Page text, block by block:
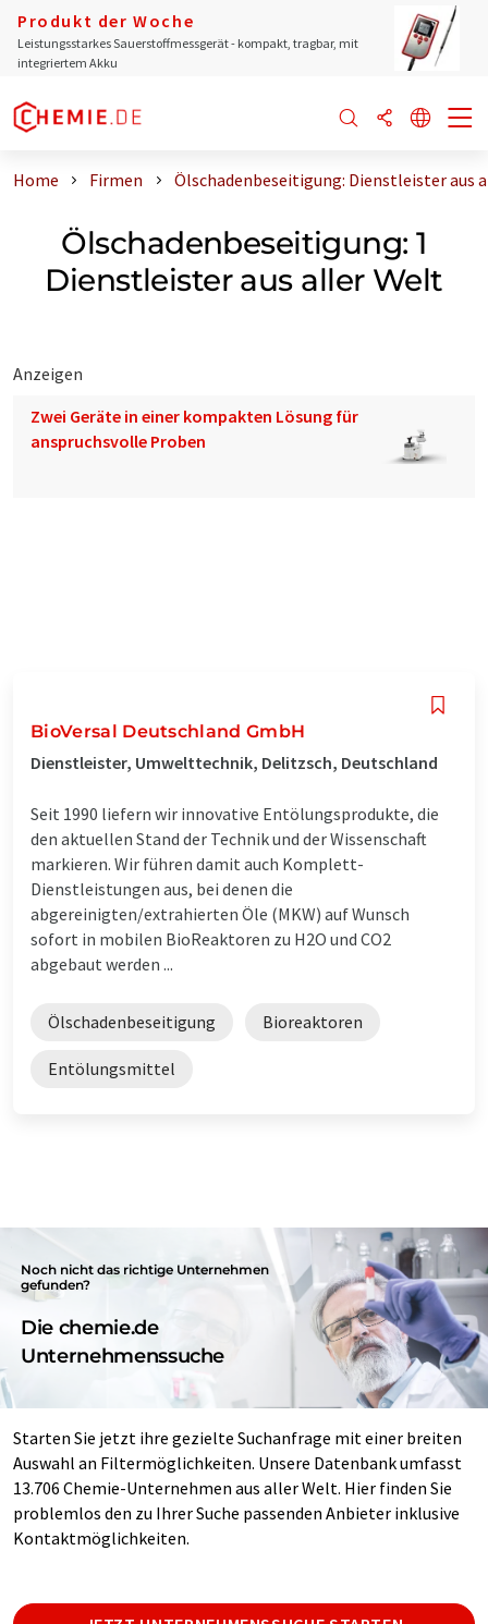
Produkt der Woche
Leistungsstarkes Sauerstoffmessgerät - kompakt, tragbar, mit
integriertem Akku
Home Firmen Ölschadenbeseitigung: Dienstleister aus
Ölschadenbeseitigung: 1
Dienstleister aus aller Welt
Anzeigen
Zwei Geräte in einer kompakten Lösung für
anspruchsvolle Proben
BioVersal Deutschland GmbH
Dienstleister, Umwelttechnik, Delitzsch, Deutschland
Seit 1990 liefern wir innovative Entölungsprodukte, die
den aktuellen Stand der Technik und der Wissenschaft
markieren. Wir führen damit auch Komplett-
Dienstleistungen aus, bei denen die
abgereinigten/extrahierten Öle (MKW) auf Wunsch
sofort in mobilen BioReaktoren zu H2O und CO2
abgebaut werden ...
Ölschadenbeseitigung Bioreaktoren
Entölungsmittel
Noch nicht das richtige Unternehmen
gefunden?
Die chemie.de
Unternehmenssuche
Starten Sie jetzt ihre gezielte Suchanfrage mit einer breiten
Auswahl an Filtermöglichkeiten. Unsere Datenbank umfasst
13.706 Chemie-Unternehmen aus aller Welt. Hier finden Sie
problemlos den zu Ihrer Suche passenden Anbieter inklusive
Kontaktmöglichkeiten.